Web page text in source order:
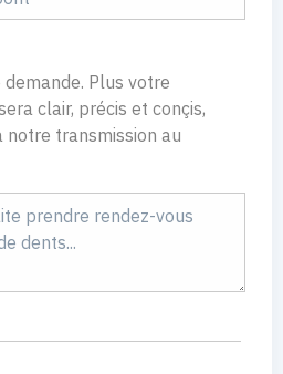
Plus votre
clair, précis et conçis,
notre transmission au